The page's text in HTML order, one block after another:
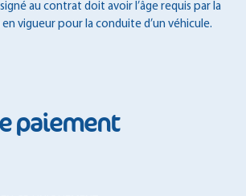
au contrat doit avoir l’âge requis par la
vigueur pour la conduite d’un véhicule.
paiement